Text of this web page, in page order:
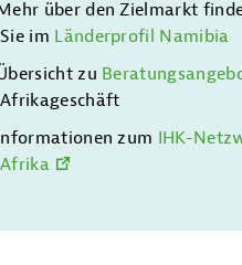
über den Zielmarkt
Sie im Länderprofil Namibia
zu
Afrikageschäft
zum IHK-
Afrika